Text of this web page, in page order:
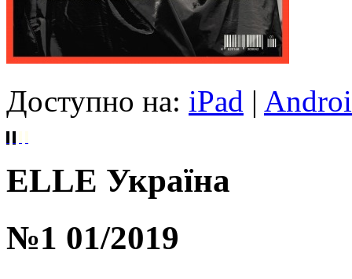
Доступно на: iPad |
ELLE Україна
№1 01/2019